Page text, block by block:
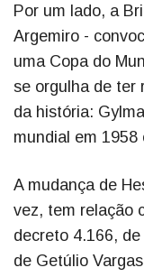
Por um lado, a
Argemiro -
uma Copa do
se orgulha de ter
da história:
mundial em 1958
A mudança de
vez, tem relação
decreto 4.166,
de Getúlio